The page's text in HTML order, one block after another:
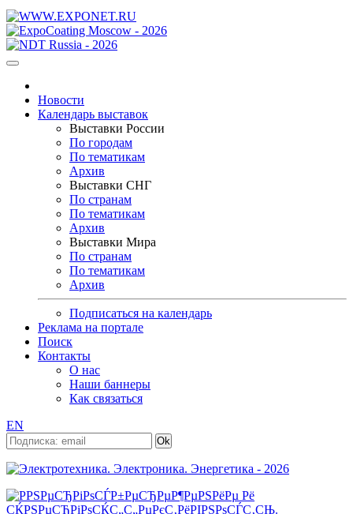
Новости
Календарь выставок
Выставки России
По городам
По тематикам
Архив
Выставки СНГ
По странам
По тематикам
Архив
Выставки Мира
По странам
По тематикам
Архив
Подписаться на календарь
Реклама на портале
Поиск
Контакты
О нас
Наши баннеры
Как связаться
EN